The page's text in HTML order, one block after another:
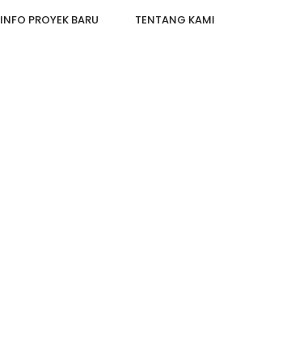
INFO PROYEK BARU TENTANG KAMI